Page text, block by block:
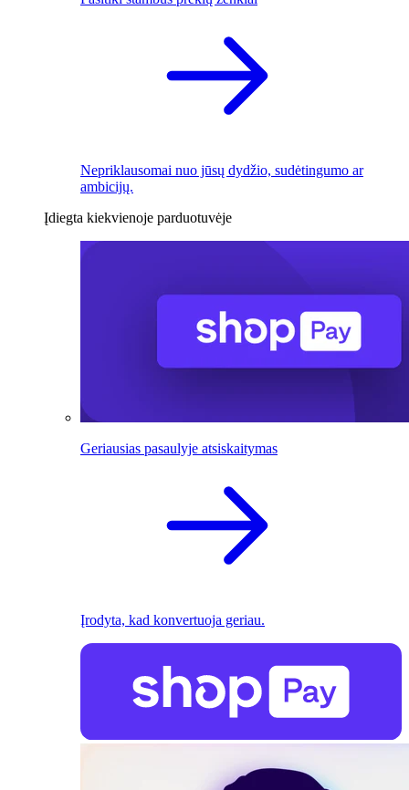
Nepriklausomai nuo jūsų dydžio, sudėtingumo ar
ambicijų.
Įdiegta kiekvienoje parduotuvėje
Geriausias pasaulyje atsiskaitymas
Įrodyta, kad konvertuoja geriau.